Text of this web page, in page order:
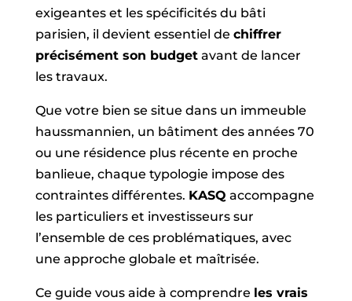
exigeantes et les spécificités du bâti
parisien, il devient essentiel de chiffrer
précisément son budgetavant de lancer
les travaux.
Que votre bien se situe dans un immeuble
haussmannien, un bâtiment des années 70
ou une résidence plus récente en proche
banlieue, chaque typologie impose des
contraintes différentes. KASQ accompagne
les particuliers et investisseurs sur
l’ensemble de ces problématiques, avec
une approche globale et maîtrisée.
Ce guide vous aide à comprendre les vrais